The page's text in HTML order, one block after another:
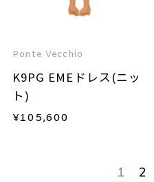
Ponte Vecchio
K9PG EMEドレス(ニッ
ト)
¥105,600
1 2